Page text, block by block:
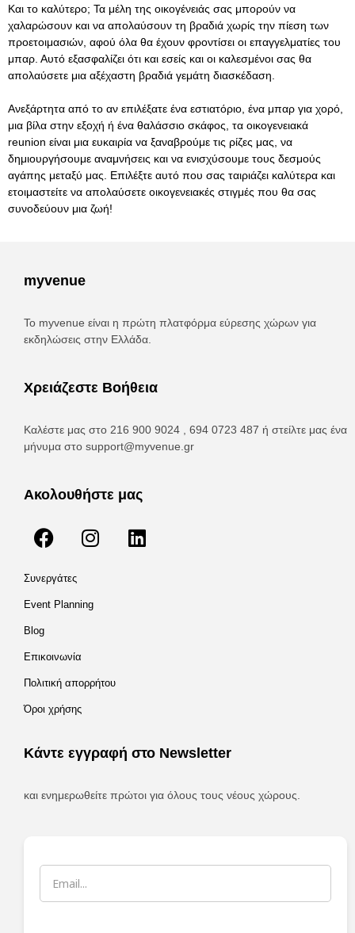
Και το καλύτερο; Τα μέλη της οικογένειάς σας μπορούν να
χαλαρώσουν και να απολαύσουν τη βραδιά χωρίς την πίεση των
προετοιμασιών, αφού όλα θα έχουν φροντίσει οι επαγγελματίες του
μπαρ. Αυτό εξασφαλίζει ότι και εσείς και οι καλεσμένοι σας θα
απολαύσετε μια αξέχαστη βραδιά γεμάτη διασκέδαση.
Ανεξάρτητα από το αν επιλέξατε ένα εστιατόριο, ένα μπαρ για χορό,
μια βίλα στην εξοχή ή ένα θαλάσσιο σκάφος, τα οικογενειακά
reunion είναι μια ευκαιρία να ξαναβρούμε τις ρίζες μας, να
δημιουργήσουμε αναμνήσεις και να ενισχύσουμε τους δεσμούς
αγάπης μεταξύ μας. Επιλέξτε αυτό που σας ταιριάζει καλύτερα και
ετοιμαστείτε να απολαύσετε οικογενειακές στιγμές που θα σας
συνοδεύουν μια ζωή!
myvenue
Το myvenue είναι η πρώτη πλατφόρμα εύρεσης χώρων για
εκδηλώσεις στην Ελλάδα.
Χρειάζεστε Βοήθεια
Καλέστε μας στο 216 900 9024 , 694 0723 487 ή στείλτε μας ένα
μήνυμα στο support@myvenue.gr
Ακολουθήστε μας
Συνεργάτες
Event Planning
Blog
Επικοινωνία
Πολιτική απορρήτου
Όροι χρήσης
Κάντε εγγραφή στο Newsletter
και ενημερωθείτε πρώτοι για όλους τους νέους χώρους.